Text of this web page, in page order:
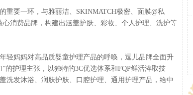
重要一环，与雅丽洁、SKINMATCH极密、面膜@私
消费品牌，构建出涵盖护肤、彩妆、个人护理、洗护等
轻妈妈对高品质婴童护理产品的呼唤，逗儿品牌全面升
的护理主张，以独特的3C优选体系和FQP鲜活淬取技
洗发沐浴、润肤护肤、口腔护理、通用护理产品，给中